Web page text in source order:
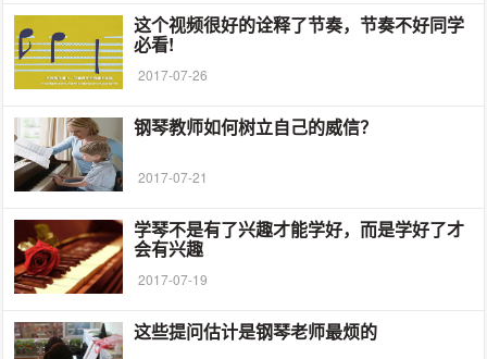
这个视频很好的诠释了节奏，节奏不好同学
必看!
2017-07-26
钢琴教师如何树立自己的威信？
2017-07-21
学琴不是有了兴趣才能学好，而是学好了才
会有兴趣
2017-07-19
这些提问估计是钢琴老师最烦的